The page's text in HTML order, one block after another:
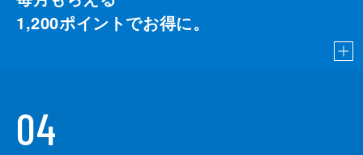
1,200ポイントでお得に。
04